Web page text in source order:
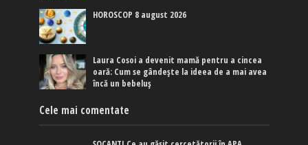
HOROSCOP 8 august 2026
Laura Cosoi a devenit mamă pentru a cincea
oară: Cum se gândește la ideea de a mai avea
încă un bebeluș
Cele mai comentate